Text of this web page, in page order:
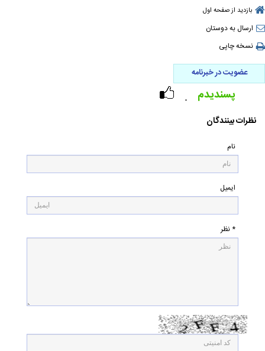
بازدید از صفحه اول
ارسال به دوستان
نسخه چاپی
عضویت در خبرنامه
۰ پسندیدم
نظرات بینندگان
نام
ایمیل
* نظر